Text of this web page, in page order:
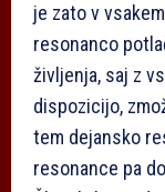
je zato v
resonanco
življenja, saj z
dispozicijo,
tem dejansko
resonance pa